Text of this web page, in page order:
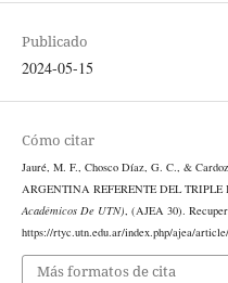
Publicado
2024-05-15
Cómo citar
Jauré, M. F., Chosco Díaz, G. C., &
ARGENTINA REFERENTE DEL
Académicos De UTN), (AJEA 30).
https://rtyc.utn.edu.ar/index.php/ajea/
Más formatos de cita